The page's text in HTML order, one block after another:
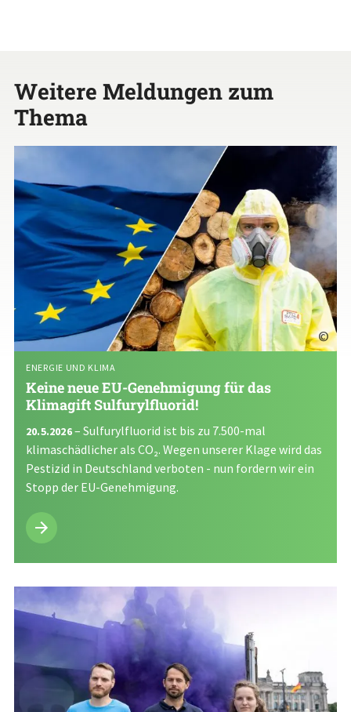
Weitere Meldungen zum
Thema
©
Keine neue EU-Genehmigung für das
Klimagift Sulfurylfluorid!
ENERGIE UND KLIMA
20.5.2026– Sulfurylfluorid ist bis zu 7.500-mal
klimaschädlicher als CO₂. Wegen unserer Klage wird das
Pestizid in Deutschland verboten - nun fordern wir ein
Stopp der EU-Genehmigung.